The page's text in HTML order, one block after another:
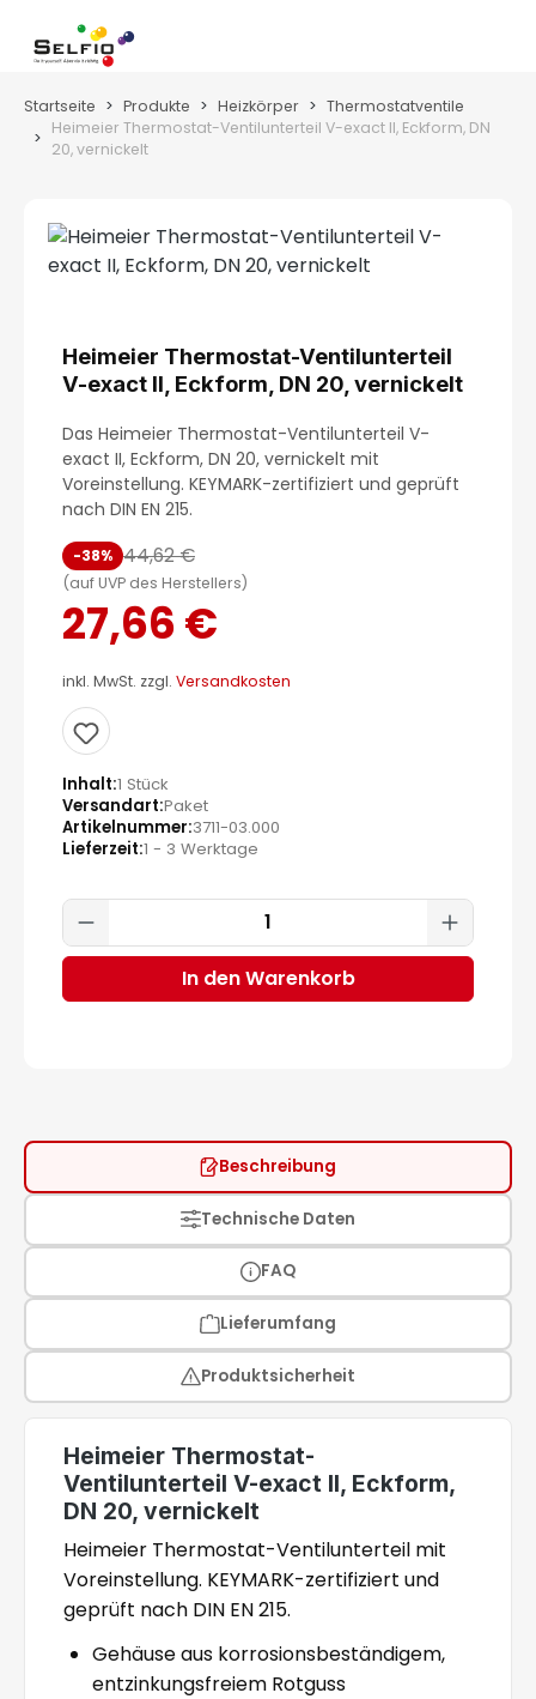
Zum Hauptinhalt springen
Startseite Produkte Heizkörper
Thermostatventile
Heimeier Thermostat-Ventilunterteil V-exact II, Eckform, DN
20, vernickelt
Heimeier Thermostat-Ventilunterteil
V-exact II, Eckform, DN 20, vernickelt
Das Heimeier Thermostat-Ventilunterteil V-
exact II, Eckform, DN 20, vernickelt mit
Voreinstellung. KEYMARK-zertifiziert und geprüft
nach DIN EN 215.
-38% 44,62 €
(auf UVP des Herstellers)
27,66 €
inkl. MwSt. zzgl. Versandkosten
Inhalt 1 Stück
Versandart Paket
Artikelnummer 3711-03.000
Lieferzeit 1 - 3 Werktage
Produkt Anzahl: Gib den
In den Warenkorb
Beschreibung
Technische Daten
FAQ
Lieferumfang
Produktsicherheit
Heimeier Thermostat-
Ventilunterteil V-exact II, Eckform,
DN 20, vernickelt
Heimeier Thermostat-Ventilunterteil mit
Voreinstellung. KEYMARK-zertifiziert und
geprüft nach DIN EN 215.
Gehäuse aus korrosionsbeständigem,
entzinkungsfreiem Rotguss